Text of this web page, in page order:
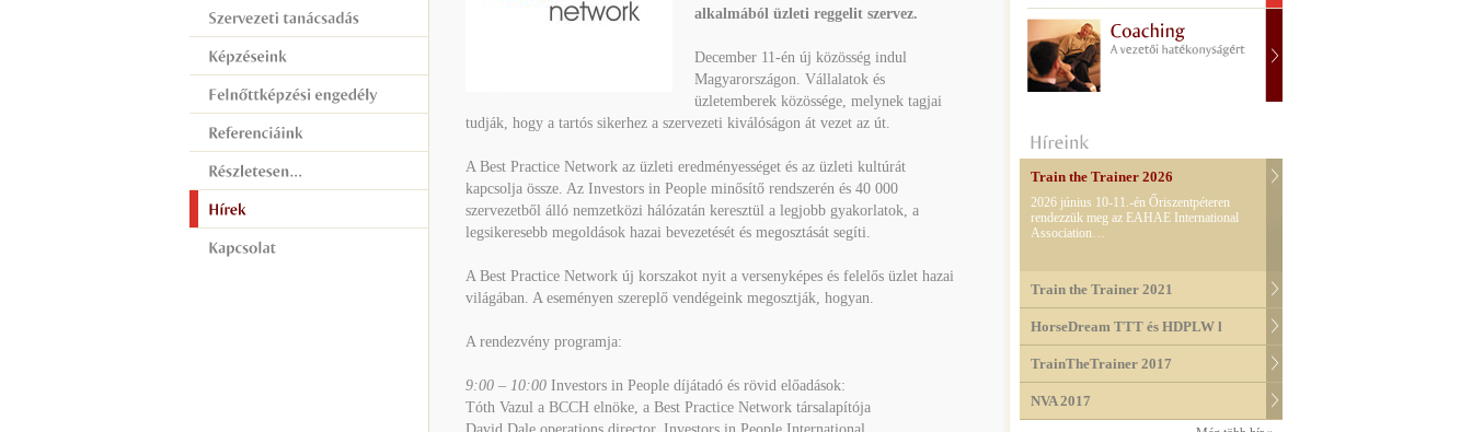
alkalmából üzleti reggelit szervez.
December 11-én új közösség indul
Magyarországon. Vállalatok és
üzletemberek közössége, melynek tagjai
tudják, hogy a tartós sikerhez a szervezeti kiválóságon át vezet az út.
A Best Practice Network az üzleti eredményességet és az üzleti kultúrát
kapcsolja össze. Az Investors in People minősítő rendszerén és 40 000
szervezetből álló nemzetközi hálózatán keresztül a legjobb gyakorlatok, a
legsikeresebb megoldások hazai bevezetését és megosztását segíti.
A Best Practice Network új korszakot nyit a versenyképes és felelős üzlet hazai
világában. A eseményen szereplő vendégeink megosztják, hogyan.
A rendezvény programja:
9:00 – 10:00Investors in People díjátadó és rövid előadások:
Tóth Vazul a BCCH elnöke, a Best Practice Network társalapítója
Train the Trainer 2026
2026 június 10-11.-én Őriszentpéteren
rendezzük meg az EAHAE International
Association…
Train the Trainer 2021
HorseDream TTT és HDPLW l
TrainTheTrainer 2017
NVA 2017